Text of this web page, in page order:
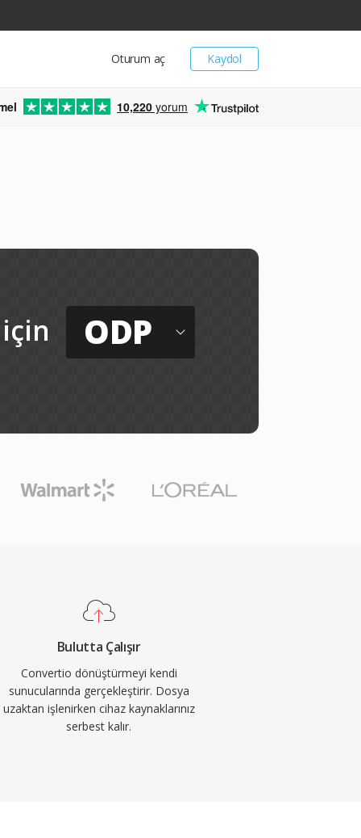
Kaydol
Oturum aç
10,220 yorum
için ODP
Bulutta Çalışır
Convertio dönüştürmeyi kendi
sunucularında gerçekleştirir. Dosya
uzaktan işlenirken cihaz kaynaklarınız
serbest kalır.